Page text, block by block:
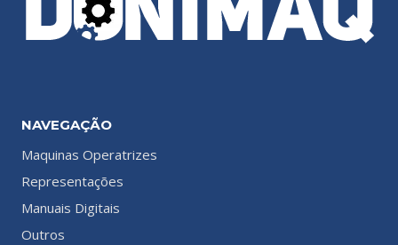
NAVEGAÇÃO
Maquinas Operatrizes
Representações
Manuais Digitais
Outros